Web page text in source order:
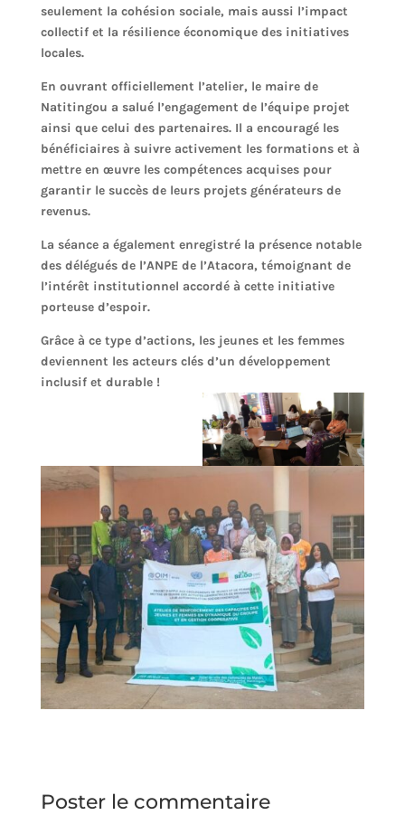
seulement la cohésion sociale, mais aussi l’impact
collectif et la résilience économique des initiatives
locales.
En ouvrant officiellement l’atelier, le maire de
Natitingou a salué l’engagement de l’équipe projet
ainsi que celui des partenaires. Il a encouragé les
bénéficiaires à suivre activement les formations et à
mettre en œuvre les compétences acquises pour
garantir le succès de leurs projets générateurs de
revenus.
La séance a également enregistré la présence notable
des délégués de l’ANPE de l’Atacora, témoignant de
l’intérêt institutionnel accordé à cette initiative
porteuse d’espoir.
Grâce à ce type d’actions, les jeunes et les femmes
deviennent les acteurs clés d’un développement
inclusif et durable !
Poster le commentaire